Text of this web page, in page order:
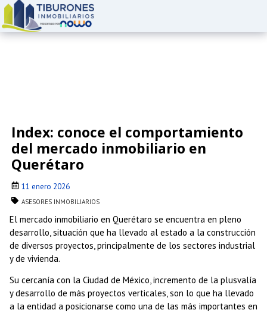
Index: conoce el comportamiento
del mercado inmobiliario en
Querétaro
11 enero 2026
ASESORES INMOBILIARIOS
El mercado inmobiliario en Querétaro se encuentra en pleno
desarrollo, situación que ha llevado al estado a la construcción
de diversos proyectos, principalmente de los sectores industrial
y de vivienda.
Su cercanía con la Ciudad de México, incremento de la plusvalía
y desarrollo de más proyectos verticales, son lo que ha llevado
a la entidad a posicionarse como una de las más importantes en